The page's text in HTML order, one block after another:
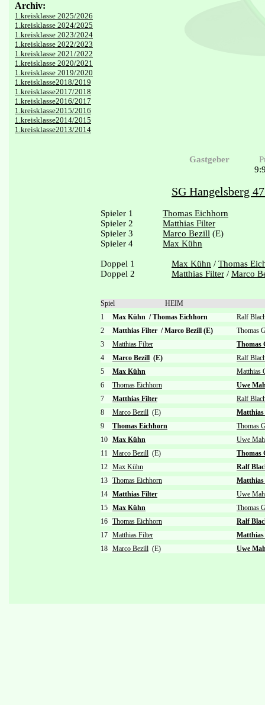
Archiv:
1.kreisklasse 2025/2026
1.kreisklasse 2024/2025
1.kreisklasse 2023/2024
1.kreisklasse 2022/2023
1.kreisklasse 2021/2022
1.kreisklasse 2020/2021
1.kreisklasse 2019/2020
1.kreisklasse2018/2019
1.kreisklasse2017/2018
1.kreisklasse2016/2017
1.kreisklasse2015/2016
1.kreisklasse2014/2015
1.kreisklasse2013/2014
Gastgeber
SG Hangelsberg
Spieler 1
Thomas Eichhorn
Spieler 2
Matthias Filter
Spieler 3
Marco Bezill (E)
Spieler 4
Max Kühn
Doppel 1 Max Kühn / Thomas
Doppel 2
Matthias Filter / Marco
Spiel
HEIM
1
Max Kühn /Thomas Eichhorn
Ralf
2
Matthias Filter /Marco Bezill (E)
Thomas
3
Matthias Filter
Thomas
4
Marco Bezill (E)
Ralf
5
Max Kühn
Matthias
6
Thomas Eichhorn
Uwe
7
Matthias Filter
Ralf
8
Marco Bezill (E)
Matthias
9
Thomas Eichhorn
Thomas
10 Max Kühn
Uwe
11 Marco Bezill (E)
Thomas
12 Max Kühn
Ralf
13 Thomas Eichhorn
Matthias
14 Matthias Filter
Uwe
15 Max Kühn
Thomas
16 Thomas Eichhorn
Ralf
17 Matthias Filter
Matthias
18 Marco Bezill (E) Uwe